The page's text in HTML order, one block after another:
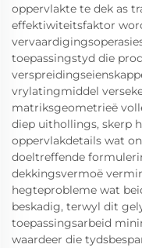
oppervlakte te dek as
effektiwiteitsfaktor
toepassingstyd die
vrylatingmiddel
matriksgeometrieë
diep uithollings, skerp
oppervlakdetails wat
doeltreffende
dekkingsvermoë
hegteprobleme wat
beskadig, terwyl dit
toepassingsarbeid
waardeer die